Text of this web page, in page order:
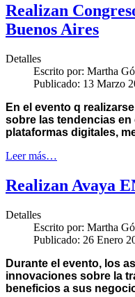
Realizan
Buenos Aires
Detalles
Escrito por: Martha
Publicado: 13 Marzo
En el evento q
sobre las tendencias en
plataformas digitales,
Leer más…
Realizan Avaya
Detalles
Escrito por: Martha
Publicado: 26 Enero
Durante el evento, los
innovaciones sobre la
beneficios a sus